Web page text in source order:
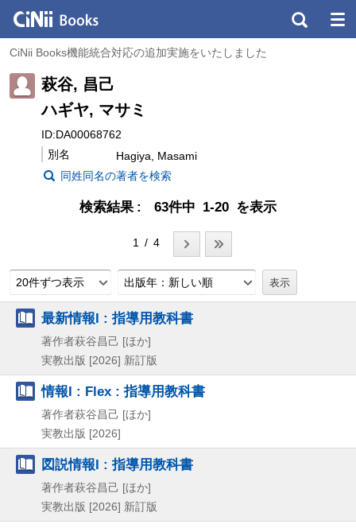
CiNii Books機能統合対応の追加実施をいたしました
萩谷, 昌己
ハギヤ, マサミ
ID:DA00068762
別名
Hagiya, Masami
同姓同名の著者を検索
検索結果 63件中 1-20 を表示
1 / 4
20件ずつ表示 出版年：新しい順
最新情報I : 指導用教科書
著作者萩谷昌己 [ほか]
実教出版 [2026] 新訂版
情報I : Flex : 指導用教科書
著作者萩谷昌己 [ほか]
実教出版 [2026]
図説情報I : 指導用教科書
著作者萩谷昌己 [ほか]
実教出版 [2026] 新訂版